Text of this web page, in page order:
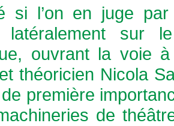
si l’on en juge
latéralement sur
ouvrant la voie
théoricien Nicola
première
de